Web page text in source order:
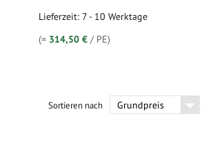
Lieferzeit: 7 - 10 Werktage
(= 314,50 € / PE)
Sortieren nach